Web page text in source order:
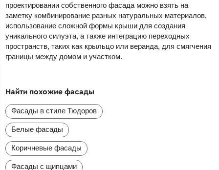
проектировании собственного фасада можно взять на
заметку комбинирование разных натуральных материалов,
использование сложной формы крыши для создания
уникального силуэта, а также интеграцию переходных
пространств, таких как крыльцо или веранда, для смягчения
границы между домом и участком.
Найти похожие фасады
Фасады в стиле Тюдоров
Белые фасады
Коричневые фасады
Фасады с щипцами